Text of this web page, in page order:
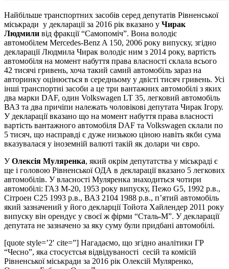
Найбільше транспортних засобів серед депутатів Рівненської
міськради у декларації за 2016 рік вказано у Чирак
Людмили від фракції “Самопоміч”. Вона володіє
автомобілем Mercedes-Benz A 150, 2006 року випуску, згідно
декларації Людмила Чирак володіє ним з 2014 року, вартість
автомобіля на момент набуття права власності склала всього
42 тисячі гривень, хоча такий самий автомобіль зараз на
авторинку оцінюється в середньому у двісті тисяч гривень. Усі
інші транспортні засоби а це три вантажних автомобілі з яких
два марки DAF, один Volkswagen LT 35, легковий автомобіль
ВАЗ та два причіпи належать чоловікові депутата Чирак Ігору.
У декларації вказано що на момент набуття права власності
вартість вантажного автомобіля DAF та Volkswagen склали по
5 тисяч, що насправді є дуже низькою ціною навіть якби сума
вказувалася у іноземній валюті такій як долари чи євро.
УОлексія Муляренка, який окрім депутатства у міськраді є
ще і головою Рівненської ОДА в декларації вказано 5 легкових
автомобілів. У власності Муляренка знаходиться чотири
автомобілі: ГАЗ М-20, 1953 року випуску, Пежо G5, 1992 р.в.,
Сітроен С25 1993 р.в., ВАЗ 2104 1988 р.в., п’ятий автомобіль
який зазначений у його декларції Тойота Хайлендер 2011 року
випуску він орендує у своєї ж фірми “Сталь-М”. У декларації
депутата не зазначено за яку суму були придбані автомобілі.
[quote style=’2′ cite=”] Нагадаємо, що згідно аналітики ГР
“Чесно”, яка стосуєтсья відвідуваності сесій та комісій
Рівненської міськради за 2016 рік Олексій Муляренко,